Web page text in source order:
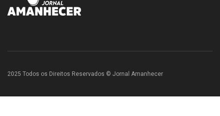
2025 Todos os Direitos Reservados © Jornal Amanhecer